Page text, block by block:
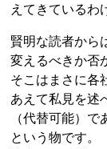
えてきているわ
賢明な読者から
変えるべきか否
そこはまさに各
あえて私見を述
（代替可能）
という物です。